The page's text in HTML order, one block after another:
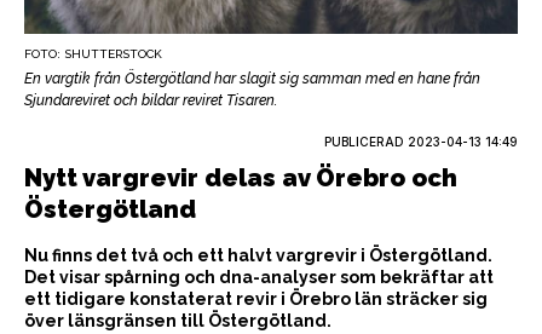
FOTO: SHUTTERSTOCK
En vargtik från Östergötland har slagit sig samman med en hane från
Sjundareviret och bildar reviret Tisaren.
PUBLICERAD 2023-04-13 14:49
Nytt vargrevir delas av Örebro och
Östergötland
Nu finns det två och ett halvt vargrevir i Östergötland.
Det visar spårning och dna-analyser som bekräftar att
ett tidigare konstaterat revir i Örebro län sträcker sig
över länsgränsen till Östergötland.